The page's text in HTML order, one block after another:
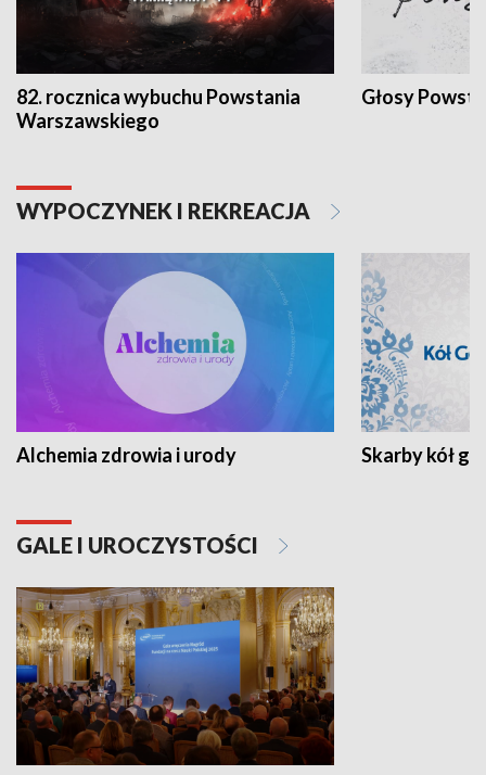
82. rocznica wybuchu Powstania
Warszawskiego
Głosy
WYPOCZYNEK I REKREACJA
Alchemia zdrowia i urody Skarby kół
GALE I UROCZYSTOŚCI